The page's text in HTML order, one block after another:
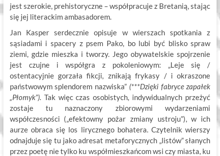
jest szerokie, prehistoryczne – współpracuje z Bretanią, stając
się jej literackim ambasadorem.
Jan Kasper serdecznie opisuje w wierszach spotkania z
sąsiadami i spacery z psem Pako, bo lubi być blisko spraw
ziemi, gdzie mieszka i tworzy. Jego obywatelskie spojrzenie
jest czujne i współgra z pokoleniowym: „Leje się /
ostentacyjnie gorzała fikcji, znikają frykasy / i okraszone
państwowym splendorem nazwiska” (***Dzięki fabryce zapałek
„Płomyk”). Tak więc czas osobistych, indywidualnych przeżyć
zostaje tu naznaczony zbiorowymi wydarzeniami
współczesności („efektowny pożar zmiany ustroju”), w ich
aurze obraca się los lirycznego bohatera. Czytelnik wierszy
odnajduje się tu jako adresat metaforycznych „listów” słanych
przez poetę nie tylko ku współmieszkańcom wsi czy miasta, ku